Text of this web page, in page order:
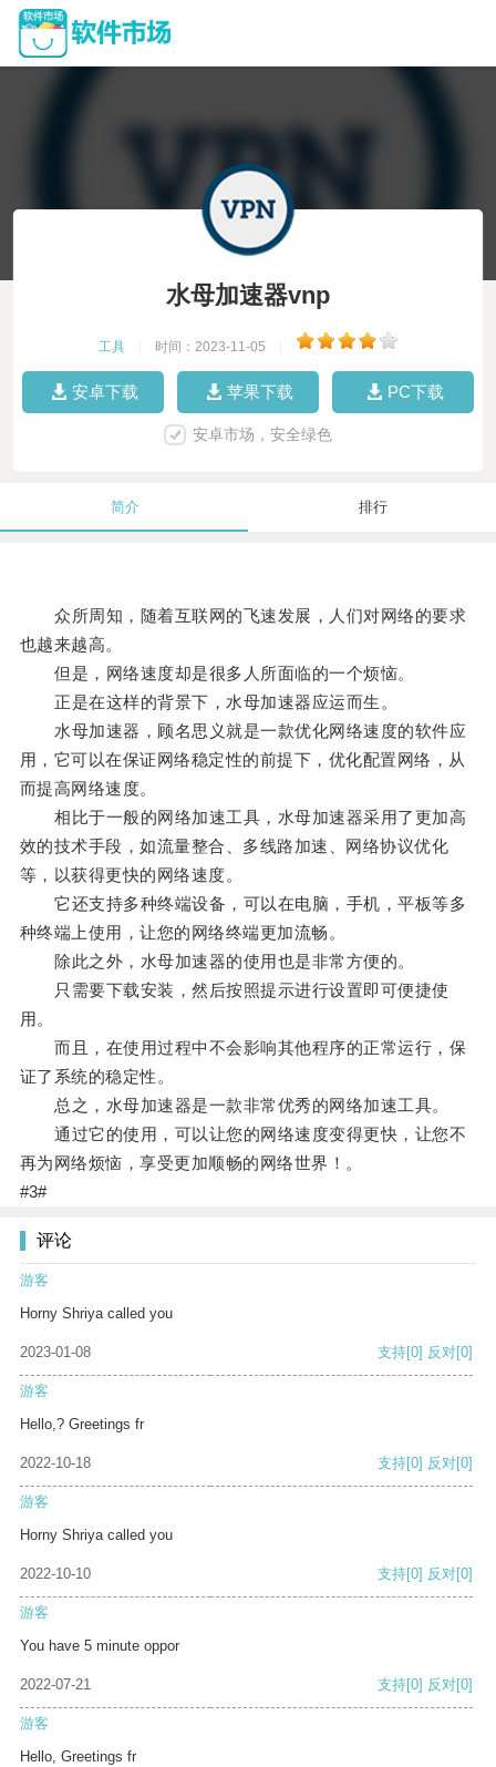
水母加速器vnp
工具 时间：2023-11-05
安卓下载 苹果下载 PC下载
安卓市场，安全绿色
简介 排行
众所周知，随着互联网的飞速发展，人们对网络的要求
也越来越高。
但是，网络速度却是很多人所面临的一个烦恼。
正是在这样的背景下，水母加速器应运而生。
水母加速器，顾名思义就是一款优化网络速度的软件应
用，它可以在保证网络稳定性的前提下，优化配置网络，从
而提高网络速度。
相比于一般的网络加速工具，水母加速器采用了更加高
效的技术手段，如流量整合、多线路加速、网络协议优化
等，以获得更快的网络速度。
它还支持多种终端设备，可以在电脑，手机，平板等多
种终端上使用，让您的网络终端更加流畅。
除此之外，水母加速器的使用也是非常方便的。
只需要下载安装，然后按照提示进行设置即可便捷使
用。
而且，在使用过程中不会影响其他程序的正常运行，保
证了系统的稳定性。
总之，水母加速器是一款非常优秀的网络加速工具。
通过它的使用，可以让您的网络速度变得更快，让您不
再为网络烦恼，享受更加顺畅的网络世界！。
#3#
评论
游客
Horny Shriya called you
2023-01-08 支持[0] 反对[0]
游客
Hello,? Greetings fr
2022-10-18 支持[0] 反对[0]
游客
Horny Shriya called you
2022-10-10 支持[0] 反对[0]
游客
You have 5 minute oppor
2022-07-21 支持[0] 反对[0]
游客
Hello, Greetings fr